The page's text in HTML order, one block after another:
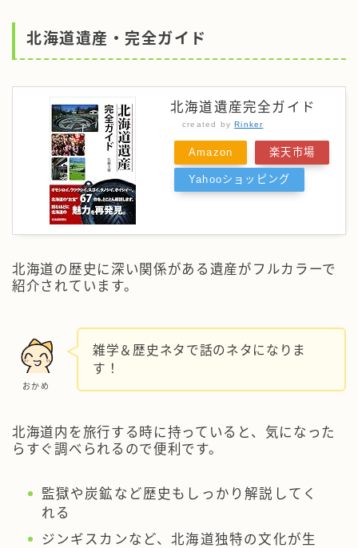
北海道遺産・完全ガイド
北海道遺産完全ガイド
created byRinker
Amazon 楽天市場
Yahooショッピング
北海道の歴史に深い関係がある遺産がフルカラーで
紹介されています。
おかめ
雑学＆歴史ネタで話のネタになりま
す！
北海道内を旅行する時に持っていると、気になった
らすぐ調べられるので便利です。
監獄や炭鉱など歴史もしっかり解説してく
れる
ジンギスカンなど、北海道独特の文化が生